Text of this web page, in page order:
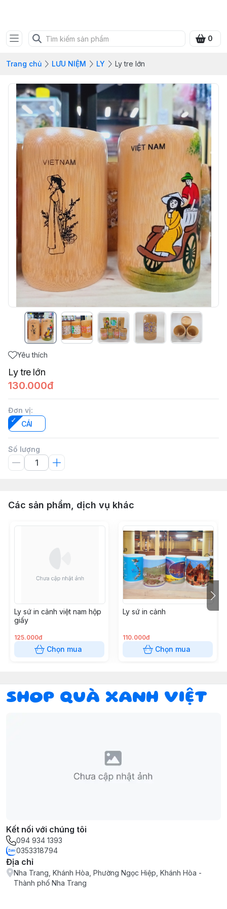
0
Trang chủ LƯU NIỆM LY Ly tre lớn
Yêu thích
Ly tre lớn
130.000đ
Đơn vị:
CÁI
Số lượng
Các sản phẩm, dịch vụ khác
Ly sứ in cảnh việt nam hộp
giấy
125.000đ
Chọn mua
Ly sứ in cảnh
110.000đ
Chọn mua
SHOP QUÀ XANH VIỆT
Kết nối với chúng tôi
094 934 1393
0353318794
Địa chỉ
Nha Trang, Khánh Hòa, Phường Ngọc Hiệp, Khánh Hòa -
Thành phố Nha Trang